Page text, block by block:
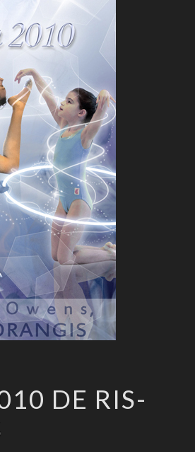
DE RIS-